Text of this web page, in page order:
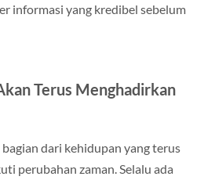
informasi yang kredibel sebelum
Terus Menghadirkan
dari kehidupan yang terus
perubahan zaman. Selalu ada